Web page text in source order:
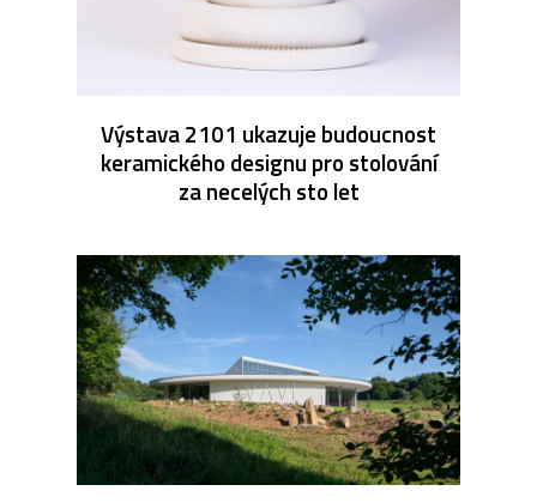
Výstava 2101 ukazuje budoucnost
keramického designu pro stolování
za necelých sto let